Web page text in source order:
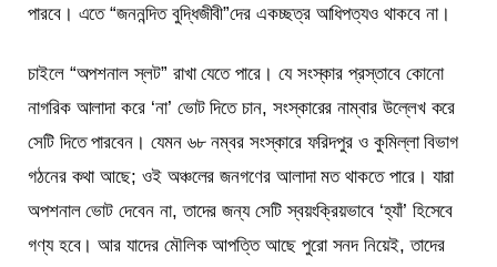
পারবে। এতে “জননন্দিত বুদ্ধিজীবী”দের একচ্ছত্র আধিপত্যও থাকবে না।
চাইলে “অপশনাল স্লট” রাখা যেতে পারে। যে সংস্কার প্রস্তাবে কোনো
নাগরিক আলাদা করে ‘না’ ভোট দিতে চান, সংস্কারের নাম্বার উল্লেখ করে
সেটি দিতে পারবেন। যেমন ৬৮ নম্বর সংস্কারে ফরিদপুর ও কুমিল্লা বিভাগ
গঠনের কথা আছে; ওই অঞ্চলের জনগণের আলাদা মত থাকতে পারে। যারা
অপশনাল ভোট দেবেন না, তাদের জন্য সেটি স্বয়ংক্রিয়ভাবে ‘হ্যাঁ’ হিসেবে
গণ্য হবে। আর যাদের মৌলিক আপত্তি আছে পুরো সনদ নিয়েই, তাদের